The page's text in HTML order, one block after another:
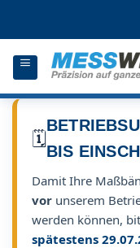
🗓️
BIS
Damit Ihre
vor unserem
werden können,
spätestens